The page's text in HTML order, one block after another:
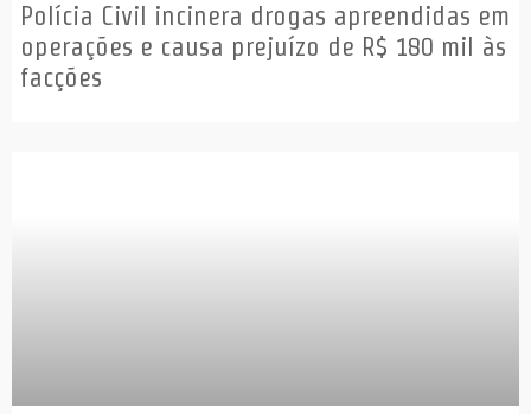
Polícia Civil incinera drogas apreendidas em
operações e causa prejuízo de R$ 180 mil às
facções